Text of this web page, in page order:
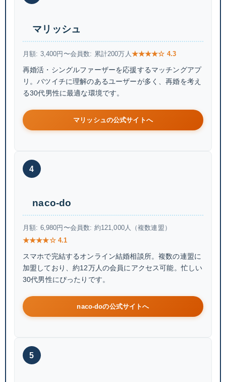
マリッシュ
月額: 3,400円〜会員数: 累計200万人★★★★☆ 4.3
再婚活・シングルファーザーを応援するマッチングアプ
リ。バツイチに理解のあるユーザーが多く、再婚を考え
る30代男性に最適な環境です。
マリッシュの公式サイトへ
4
naco-do
月額: 6,980円〜会員数: 約121,000人（複数連盟）
★★★★☆ 4.1
スマホで完結するオンライン結婚相談所。複数の連盟に
加盟しており、約12万人の会員にアクセス可能。忙しい
30代男性にぴったりです。
naco-doの公式サイトへ
5